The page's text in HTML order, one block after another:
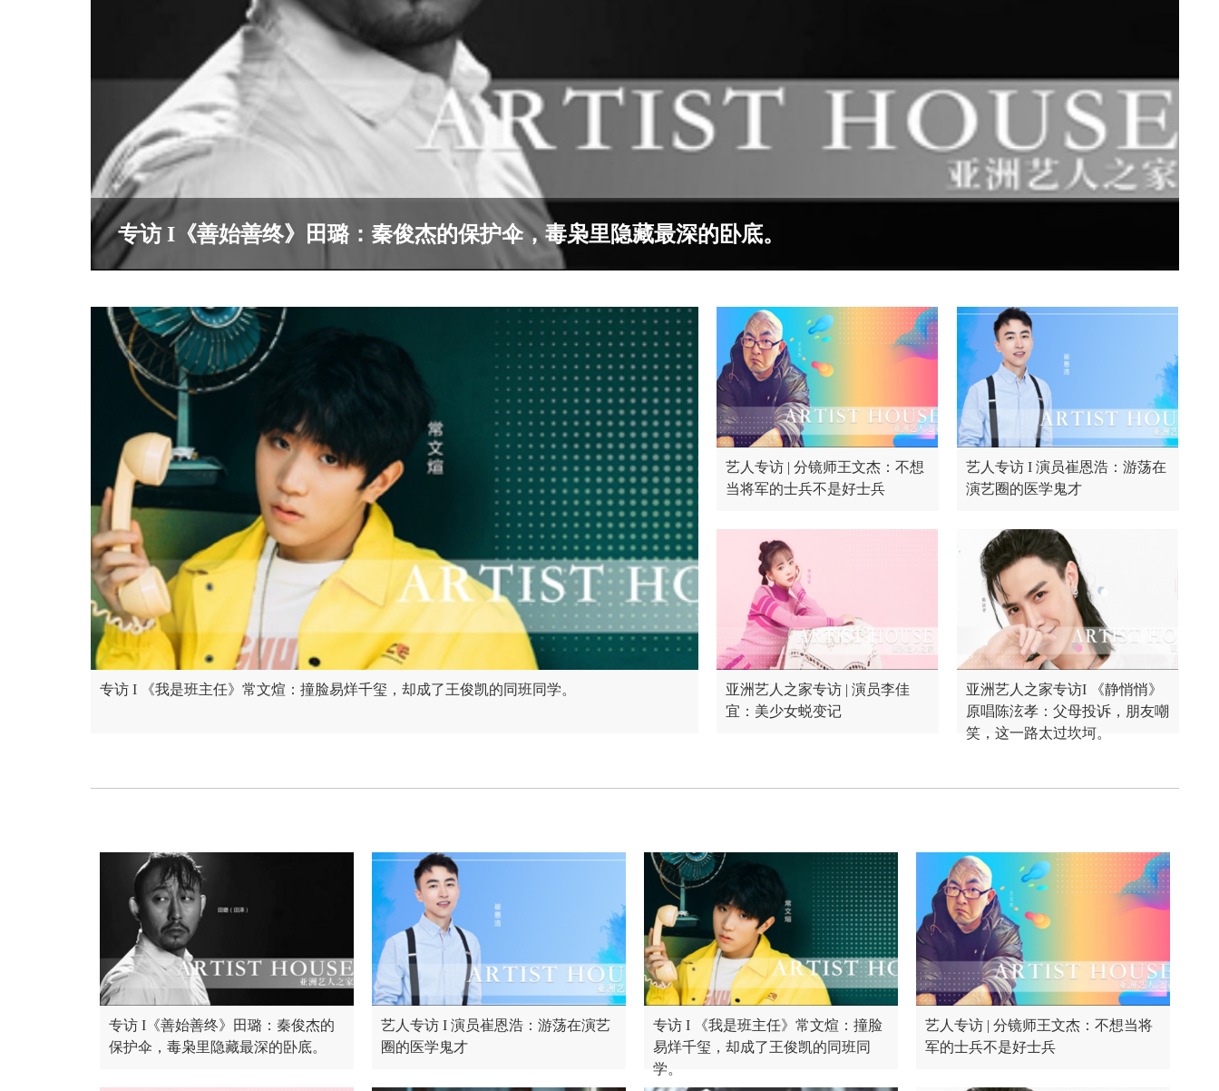
专访 I《善始善终》田璐：秦俊杰的保护伞，毒枭里隐藏最深的卧底。
专访 I 《我是班主任》常文煊：撞脸易烊千玺，却成了王俊凯的同班同学。
艺人专访 | 分镜师王文杰：不想
当将军的士兵不是好士兵
艺人专访 I 演员崔恩浩：游荡在
演艺圈的医学鬼才
亚洲艺人之家专访 | 演员李佳
宜：美少女蜕变记
亚洲艺人之家专访I 《静悄悄》
原唱陈泫孝：父母投诉，朋友嘲
笑，这一路太过坎坷。
专访 I《善始善终》田璐：秦俊杰的
保护伞，毒枭里隐藏最深的卧底。
艺人专访 I 演员崔恩浩：游荡在演艺
圈的医学鬼才
专访 I 《我是班主任》常文煊：撞脸
易烊千玺，却成了王俊凯的同班同
学。
艺人专访 | 分镜师王文杰：不想当将
军的士兵不是好士兵